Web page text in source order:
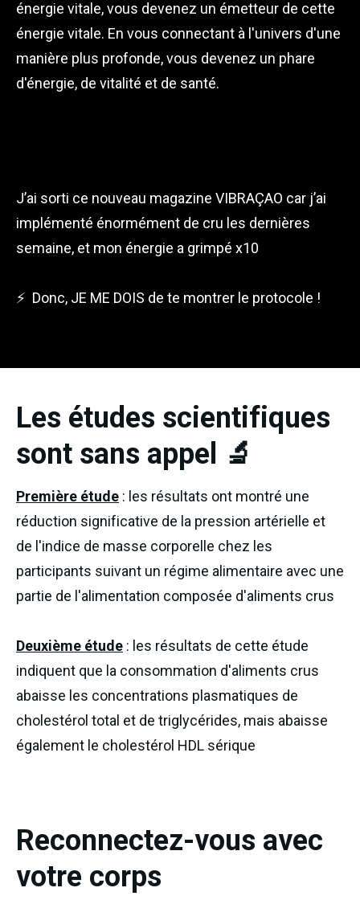
énergie vitale, vous devenez un émetteur de cette
énergie vitale. En vous connectant à l'univers d'une
manière plus profonde, vous devenez un phare
d'énergie, de vitalité et de santé.
J’ai sorti ce nouveau magazine VIBRAÇAO car j’ai
implémenté énormément de cru les dernières
semaine, et mon énergie a grimpé x10
⚡ Donc, JE ME DOIS de te montrer le protocole !
Les études scientifiques
sont sans appel 🔬
Première étude : les résultats ont montré une
réduction significative de la pression artérielle et
de l'indice de masse corporelle chez les
participants suivant un régime alimentaire avec une
partie de l'alimentation composée d'aliments crus
Deuxième étude : les résultats de cette étude
indiquent que la consommation d'aliments crus
abaisse les concentrations plasmatiques de
cholestérol total et de triglycérides, mais abaisse
également le cholestérol HDL sérique
Reconnectez-vous avec
votre corps